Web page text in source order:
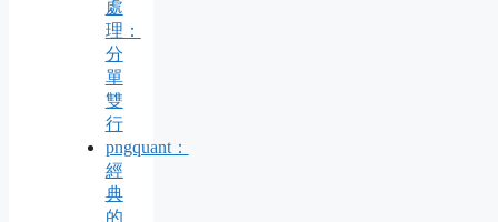
處
理：
分
單
雙
行
pngquant：
經
典
的